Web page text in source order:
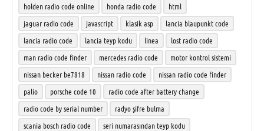
holden radio code online
honda radio code
html
jaguar radio code
javascript klasik asp
lancia blaupunkt code
lancia radio code
lancia teyp kodu linea
lost radio code
man radio code finder
mercedes radio code
motor kontrol sistemi
nissan becker be7818
nissan radio code
nissan radio code finder
palio
porsche code 10
radio code after battery change
radio code by serial number
radyo şifre bulma
scania bosch radio code
seri numarasından teyp kodu